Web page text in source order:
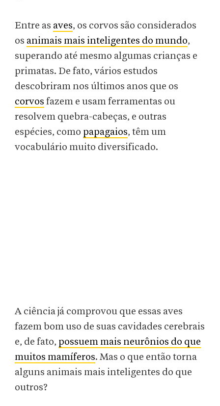
Entre as aves, os corvos são considerados
os animais mais inteligentes do mundo,
superando até mesmo algumas crianças e
primatas. De fato, vários estudos
descobriram nos últimos anos que os
corvos fazem e usam ferramentas ou
resolvem quebra-cabeças, e outras
espécies, como papagaios, têm um
vocabulário muito diversificado.
A ciência já comprovou que essas aves
fazem bom uso de suas cavidades cerebrais
e, de fato, possuem mais neurônios do que
muitos mamíferos. Mas o que então torna
alguns animais mais inteligentes do que
outros?